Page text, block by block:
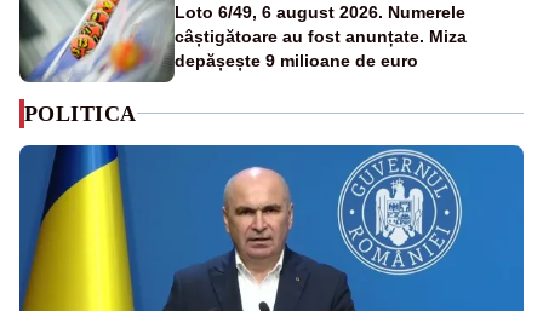
Loto 6/49, 6 august 2026. Numerele
câștigătoare au fost anunțate. Miza
depășește 9 milioane de euro
POLITICA